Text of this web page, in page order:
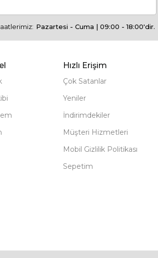
Pazartesi - Cuma | 09:00 - 18:00'dir.
Hızlı Erişim
Çok Satanlar
Yeniler
İndirimdekiler
Müşteri Hizmetleri
Mobil Gizlilik Politikası
Sepetim